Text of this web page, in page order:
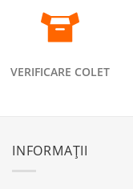
VERIFICARE COLET
INFORMAȚII